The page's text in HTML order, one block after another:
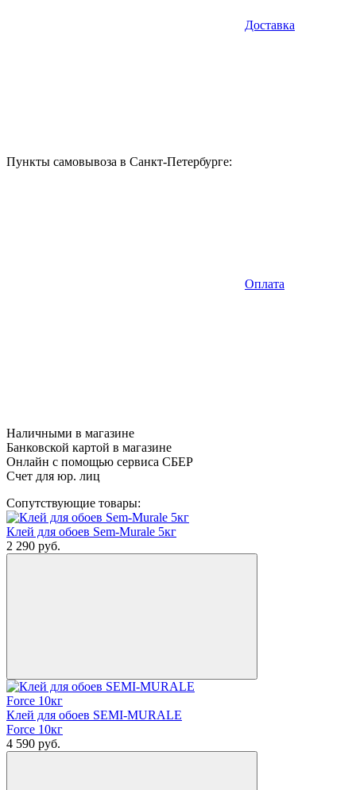
Доставка
Пункты самовывоза в Санкт-Петербурге:
Оплата
Наличными в магазине
Банковской картой в магазине
Онлайн с помощью сервиса СБЕР
Счет для юр. лиц
Сопутствующие товары:
Клей для обоев Sem-Murale 5кг
2 290 руб.
Клей для обоев SEMI-MURALE
Force 10кг
4 590 руб.